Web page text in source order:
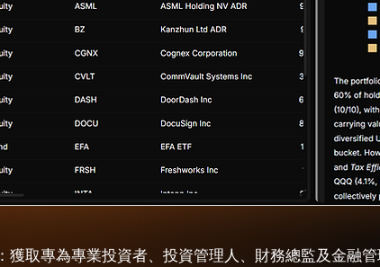
：獲取專為專業投資者、投資管理人、財務總監及金融